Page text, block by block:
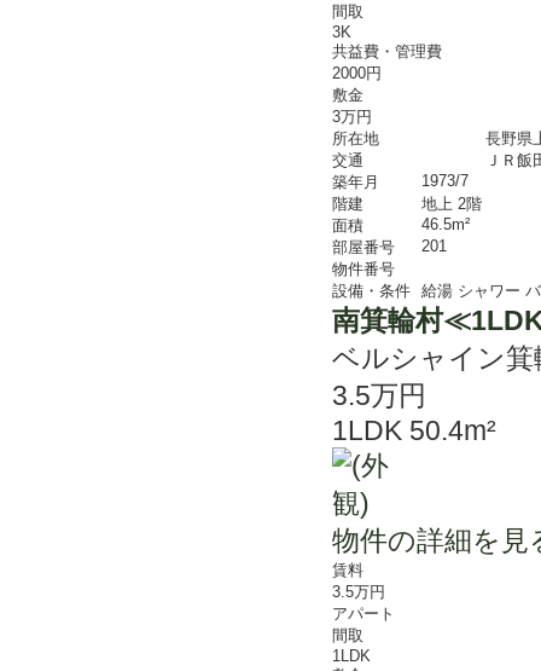
間取
3K
共益費・管理費
2000円
敷金
3万円
所在地
長野県
交通
ＪＲ
築年月
1973/7
階建
地上 2階
面積
46.5m²
部屋番号
201
物件番号
設備・条件 給湯 シャワー
南箕輪村
ベルシャイン
3.5万円
1LDK 50.4m²
物件の詳細を見
賃料
3.5万円
アパート
間取
1LDK